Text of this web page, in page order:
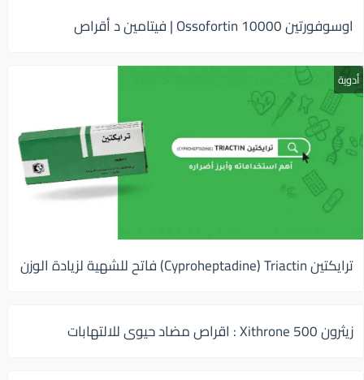
اوسوفورتين 10000 Ossofortin | فيتامين د أقراص
أدوية
ترايكتين Cyproheptadine) Triactin) فاتح للشهية لزيادة الوزن
زيثرون 500 Xithrone : اقراص مضاد حيوى للالتهابات